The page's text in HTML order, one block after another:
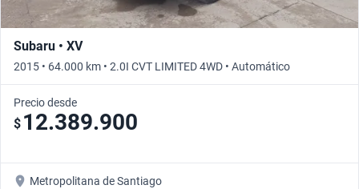
Subaru • XV
2015 • 64.000 km • 2.0I CVT LIMITED 4WD • Automático
Precio desde
$ 12.389.900
Metropolitana de Santiago